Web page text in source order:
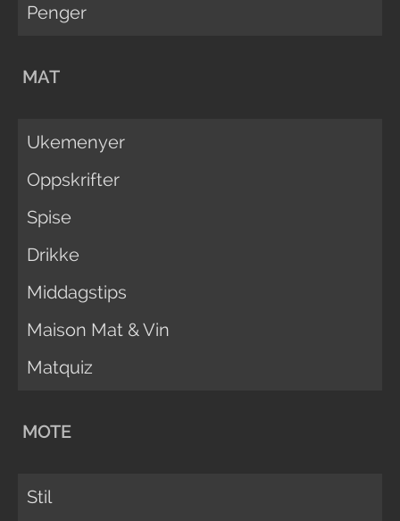
Penger
MAT
Ukemenyer
Oppskrifter
Spise
Drikke
Middagstips
Maison Mat & Vin
Matquiz
MOTE
Stil